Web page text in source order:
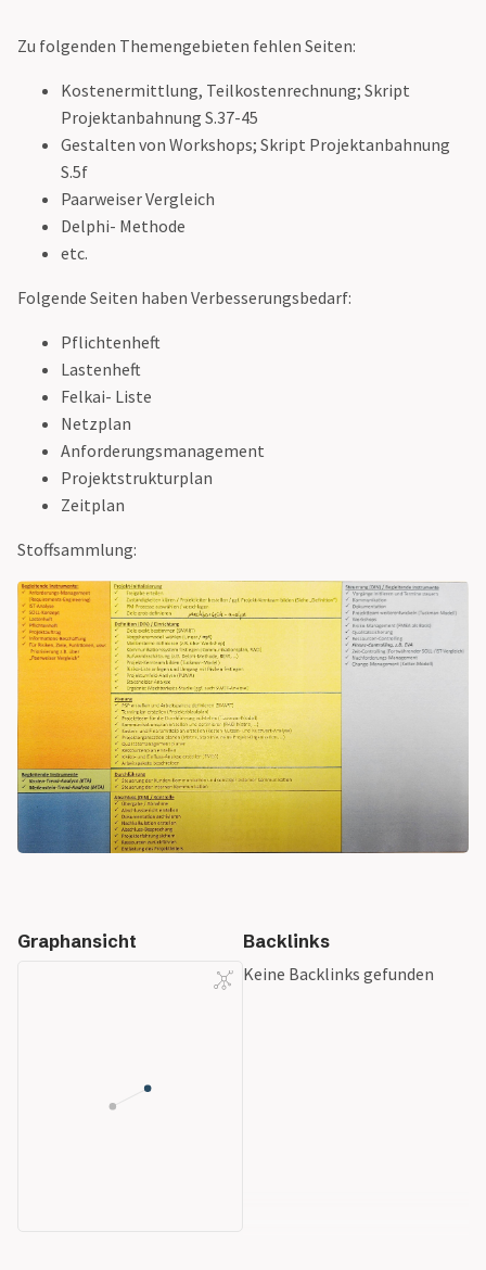
Zu folgenden Themengebieten fehlen Seiten:
Kostenermittlung, Teilkostenrechnung; Skript
Projektanbahnung S.37-45
Gestalten von Workshops; Skript Projektanbahnung
S.5f
Paarweiser Vergleich
Delphi- Methode
etc.
Folgende Seiten haben Verbesserungsbedarf:
Pflichtenheft
Lastenheft
Felkai- Liste
Netzplan
Anforderungsmanagement
Projektstrukturplan
Zeitplan
Stoffsammlung:
Graphansicht
Backlinks
Keine Backlinks gefunden